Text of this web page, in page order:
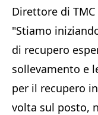
Direttore di
"Stiamo
di recupero
sollevamento e
per il recupero
volta sul posto,